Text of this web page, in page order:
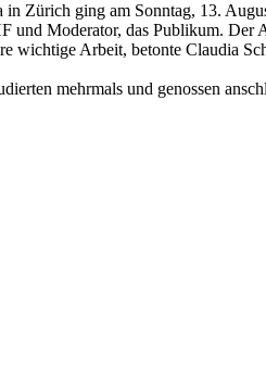
Zürich ging am Sonntag, 13.
Moderator, das Publikum.
wichtige Arbeit, betonte Claudia
mehrmals und genossen